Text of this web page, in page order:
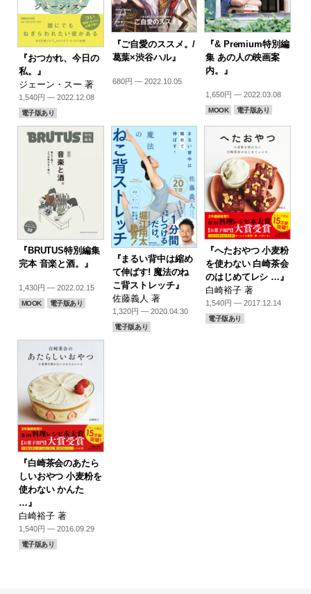
『おつかれ、今日の
私。』
ジェーン・スー 著
1,540円 — 2022.12.08
電子版あり
『ご自愛のススメ。/
葛葉×渋谷ハル』
680円 — 2022.10.05
『& Premium特別編
集 あの人の映画案
内。』
1,650円 — 2022.03.08
MOOK 電子版あり
『BRUTUS特別編集
完本 音楽と酒。』
1,430円 — 2022.02.15
MOOK 電子版あり
『まるい背中は縮め
て伸ばす! 魔法のね
こ背ストレッチ』
佐藤義人 著
1,320円 — 2020.04.30
電子版あり
『へたおやつ 小麦粉
を使わない 白崎茶会
のはじめてレシ …』
白崎裕子 著
1,540円 — 2017.12.14
電子版あり
『白崎茶会のあたら
しいおやつ 小麦粉を
使わない かんた
…』
白崎裕子 著
1,540円 — 2016.09.29
電子版あり